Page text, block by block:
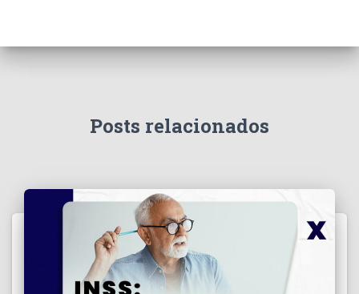
Posts relacionados